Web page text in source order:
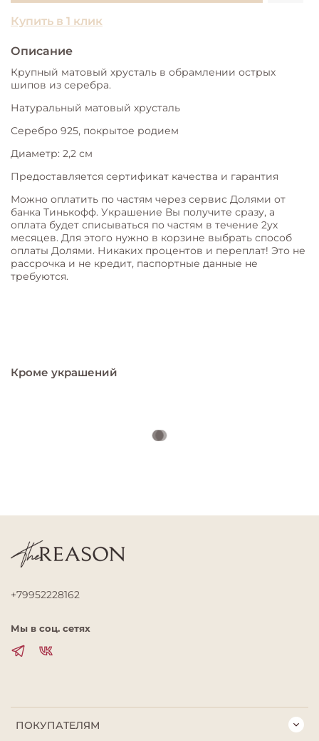
Купить в 1 клик
Описание
Крупный матовый хрусталь в обрамлении острых
шипов из серебра.
Натуральный матовый хрусталь
Серебро 925, покрытое родием
Диаметр: 2,2 см
Предоставляется сертификат качества и гарантия
Можно оплатить по частям через сервис Долями от
банка Тинькофф. Украшение Вы получите сразу, а
оплата будет списываться по частям в течение 2ух
месяцев. Для этого нужно в корзине выбрать способ
оплаты Долями. Никаких процентов и переплат! Это не
рассрочка и не кредит, паспортные данные не
требуются.
Кроме украшений
ПОКУПАТЕЛЯМ
+79952228162
Мы в соц. сетях